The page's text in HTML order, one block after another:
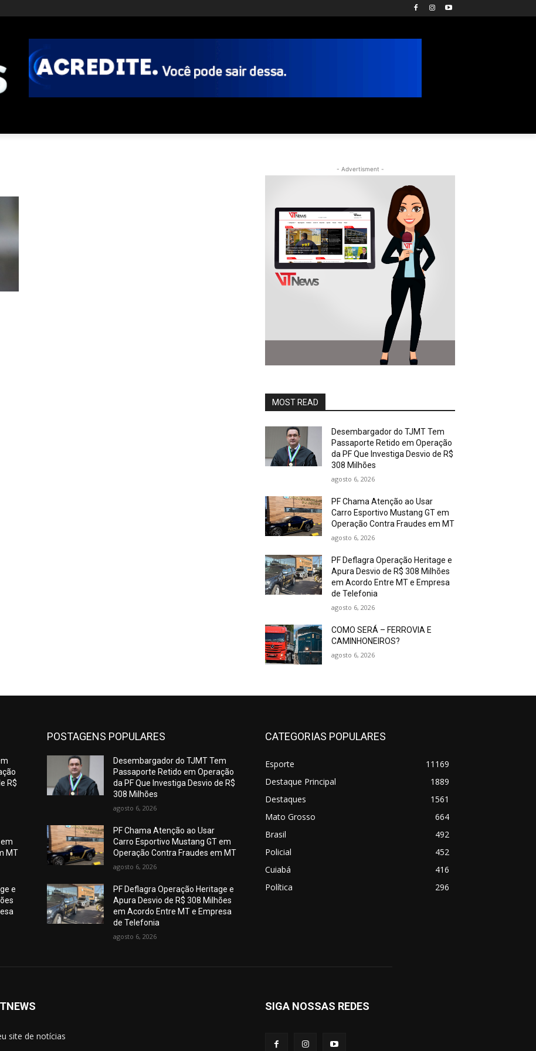
- Advertisment -
MOST READ
Desembargador do TJMT Tem
Passaporte Retido em Operação
da PF Que Investiga Desvio de R$
308 Milhões
agosto 6, 2026
PF Chama Atenção ao Usar
Carro Esportivo Mustang GT em
Operação Contra Fraudes em MT
agosto 6, 2026
PF Deflagra Operação Heritage e
Apura Desvio de R$ 308 Milhões
em Acordo Entre MT e Empresa
de Telefonia
agosto 6, 2026
COMO SERÁ – FERROVIA E
CAMINHONEIROS?
agosto 6, 2026
R$
MT
e
POSTAGENS POPULARES
Desembargador do TJMT Tem
Passaporte Retido em Operação
da PF Que Investiga Desvio de R$
308 Milhões
agosto 6, 2026
PF Chama Atenção ao Usar
Carro Esportivo Mustang GT em
Operação Contra Fraudes em MT
agosto 6, 2026
PF Deflagra Operação Heritage e
Apura Desvio de R$ 308 Milhões
em Acordo Entre MT e Empresa
de Telefonia
agosto 6, 2026
CATEGORIAS POPULARES
Esporte
11169
Destaque Principal
1889
Destaques
1561
Mato Grosso
664
Brasil
492
Policial
452
Cuiabá
416
Política
296
site de notícias
SIGA NOSSAS REDES